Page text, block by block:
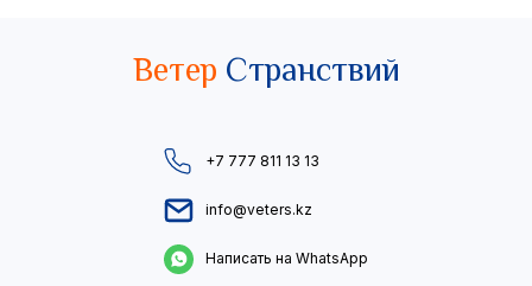
Ветер Странствий
+7 777 811 13 13
info@veters.kz
Написать на WhatsApp